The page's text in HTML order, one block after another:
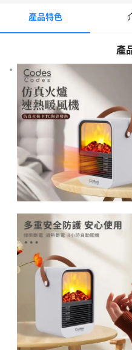
📢【指定永安旅遊分行自取】：
未取，將視作放棄訂單處理。
🚚【速遞派送】(自提站/智能櫃
括星期六日及公眾假期) 經速遞公
費用
預訂須知
責任細則
特
✂️逢星期日截單， 如截單日翌
作天處理。截單日後下一個工
貨 (不包括星期六日及公眾假
節、農歷新年及復活節) 或 其
預計最快送貨日期僅供參考，
物流情況而定。對於因送貨延
📢【指定永安旅遊分行自取】
WhatsApp 或 電郵 或 電話 通
產品特色
產